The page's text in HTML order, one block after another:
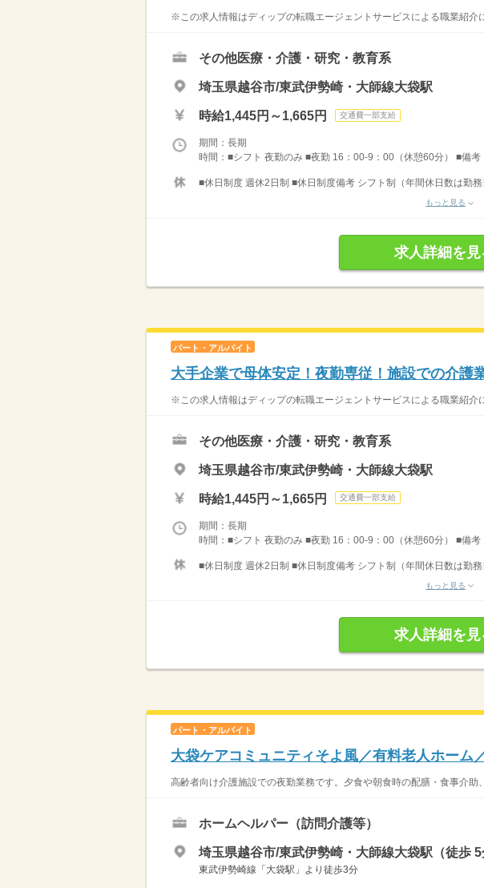
※この求人情報はディップの転職エージェントサービスによる職業紹介
その他医療・介護・研究・教育系
埼玉県越谷市/東武伊勢崎・大師線大袋駅
時給1,445円～1,665円 交通費一部支給
期間：長期
時間：■シフト 夜勤のみ ■夜勤 16：00-9：00（休憩60分） ■備
■休日制度 週休2日制 ■休日制度備考 シフト制（年間休日数は勤
もっと見る
求人詳細を見
パート・アルバイト
大手企業で母体安定！夜勤専従！施設での介護
※この求人情報はディップの転職エージェントサービスによる職業紹介
その他医療・介護・研究・教育系
埼玉県越谷市/東武伊勢崎・大師線大袋駅
時給1,445円～1,665円 交通費一部支給
期間：長期
時間：■シフト 夜勤のみ ■夜勤 16：00-9：00（休憩60分） ■備考
■休日制度 週休2日制 ■休日制度備考 シフト制（年間休日数は勤務
もっと見る
求人詳細を見
パート・アルバイト
大袋ケアコミュニティそよ風／有料老人ホーム
高齢者向け介護施設での夜勤業務です。夕食や朝食時の配膳・食事介
ホームヘルパー（訪問介護等）
埼玉県越谷市/東武伊勢崎・大師線大袋駅（徒歩 5
東武伊勢崎線「大袋駅」より徒歩3分